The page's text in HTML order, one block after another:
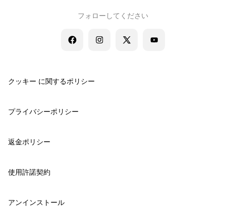
クッキー に関するポリシー
プライバシーポリシー
返金ポリシー
使用許諾契約
アンインストール
フォローしてください